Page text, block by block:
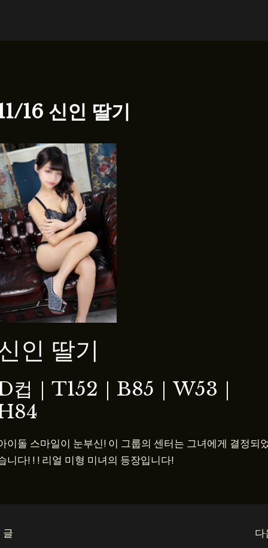
16 신인 딸기
인 딸기
컵 ｜T152｜B85｜W53｜
이돌 스마일이 눈부신! 이 그룹의 센터는 그녀에게 결정되
니다! ! ! 리얼 미형 미녀의 등장입니다!
다